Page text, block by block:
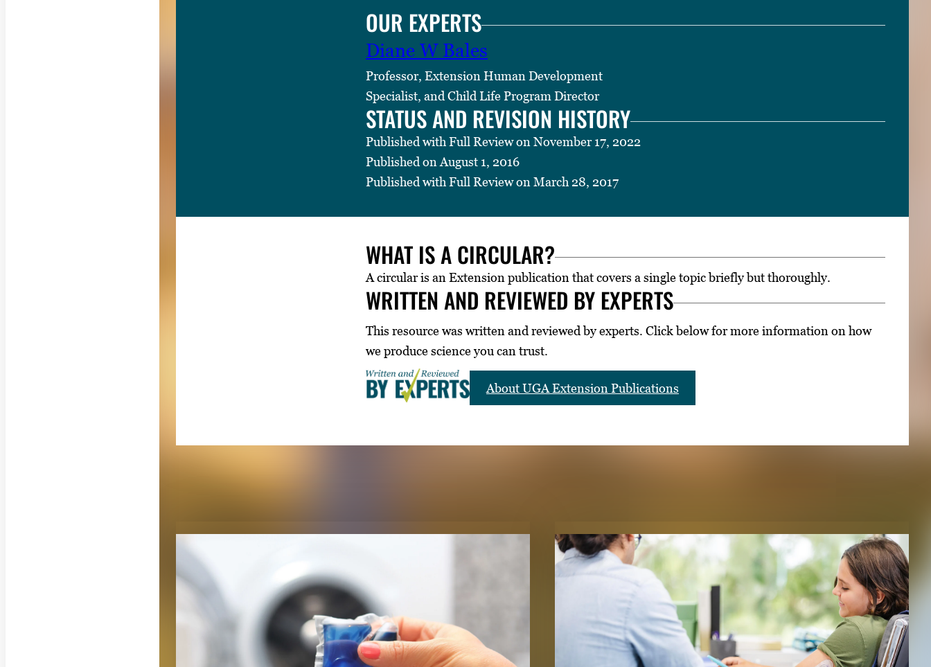
OUR EXPERTS
Diane W Bales
Professor, Extension Human Development
Specialist, and Child Life Program Director
STATUS AND REVISION HISTORY
Published with Full Review on November 17, 2022
Published on August 1, 2016
Published with Full Review on March 28, 2017
WHAT IS A CIRCULAR?
A circular is an Extension publication that covers a single topic briefly but thoroughly.
WRITTEN AND REVIEWED BY EXPERTS
This resource was written and reviewed by experts. Click below for more information on how
we produce science you can trust.
About UGA Extension Publications
RELATED PUBLICATIONS